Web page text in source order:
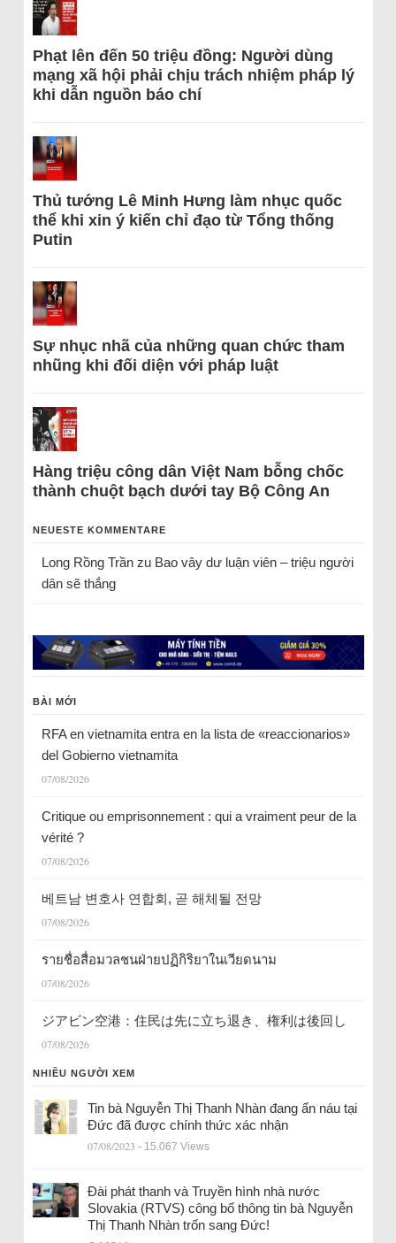
Phạt lên đến 50 triệu đồng: Người dùng
mạng xã hội phải chịu trách nhiệm pháp lý
khi dẫn nguồn báo chí
Thủ tướng Lê Minh Hưng làm nhục quốc
thể khi xin ý kiến chỉ đạo từ Tổng thống
Putin
Sự nhục nhã của những quan chức tham
nhũng khi đối diện với pháp luật
Hàng triệu công dân Việt Nam bỗng chốc
thành chuột bạch dưới tay Bộ Công An
NEUESTE KOMMENTARE
Long Rồng Trầnzu Bao vây dư luận viên – triệu người
dân sẽ thắng
BÀI MỚI
RFA en vietnamita entra en la lista de «reaccionarios»
del Gobierno vietnamita
07/08/2026
Critique ou emprisonnement : qui a vraiment peur de la
vérité ?
07/08/2026
베트남 변호사 연합회, 곧 해체될 전망
07/08/2026
รายชื่อสื่อมวลชนฝ่ายปฏิกิริยาในเวียดนาม
07/08/2026
ジアビン空港：住民は先に立ち退き、権利は後回し
07/08/2026
NHIỀU NGƯỜI XEM
Tin bà Nguyễn Thị Thanh Nhàn đang ẩn náu tại
Đức đã được chính thức xác nhận
07/08/2023 - 15.067 Views
Đài phát thanh và Truyền hình nhà nước
Slovakia (RTVS) công bố thông tin bà Nguyễn
Thị Thanh Nhàn trốn sang Đức!